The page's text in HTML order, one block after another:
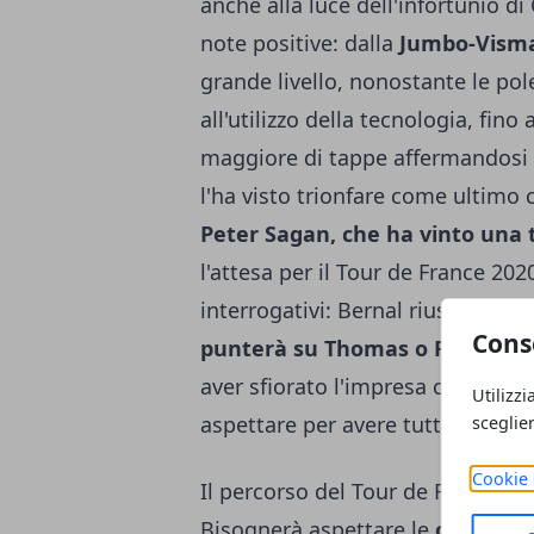
Cookie
note positive: dalla Jumbo-
grande livello, nonostante le
all'utilizzo della tecnologia, fino a
maggiore di tappe
l'ha visto trionfare come ultimo
Peter Sagan, che ha vinto una
l'attesa per il Tour de France
interrogativi: Bernal riuscirà a
punterà su Thomas o Froome?
aver sfiorato l'impresa con
aspettare per avere tutte le
Il percorso del Tour de France